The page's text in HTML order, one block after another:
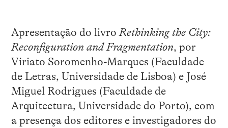
Apresentação do livro Rethinking the City:
Reconfiguration and Fragmentation, por
Viriato Soromenho-Marques (Faculdade
de Letras, Universidade de Lisboa) e José
Miguel Rodrigues (Faculdade de
Arquitectura, Universidade do Porto), com
a presença dos editores e investigadores do